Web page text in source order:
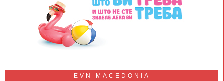
EVN MACEDONIA